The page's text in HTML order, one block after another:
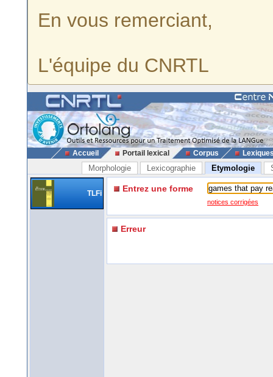
En vous remerciant,
L'équipe du CNRTL
Accueil Portail lexical Corpus
Morphologie Lexicographie Etymologie
TLFi Entrez une forme
notices corrigées
Erreur